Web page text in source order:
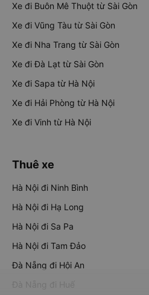
Xe đi Buôn Mê Thuột từ Sài Gòn
Xe đi Vũng Tàu từ Sài Gòn
Xe đi Nha Trang từ Sài Gòn
Xe đi Đà Lạt từ Sài Gòn
Xe đi Sapa từ Hà Nội
Xe đi Hải Phòng từ Hà Nội
Xe đi Vinh từ Hà Nội
Thuê xe
Hà Nội đi Ninh Bình
Hà Nội đi Hạ Long
Hà Nội đi Sa Pa
Hà Nội đi Tam Đảo
Đà Nẵng đi Hội An
Đà Nẵng đi Huế